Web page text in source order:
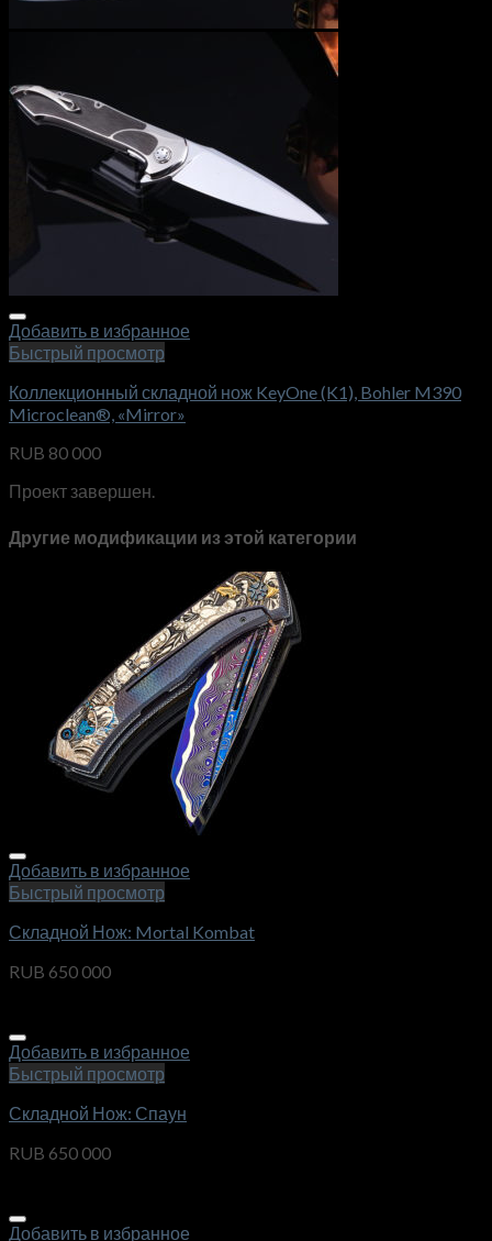
Добавить в избранное
Быстрый просмотр
Коллекционный складной нож KeyOne (K1), Bohler M390
Microclean®, «Mirror»
RUB 80 000
Проект завершен.
Другие модификации из этой категории
Добавить в избранное
Быстрый просмотр
Складной Нож: Mortal Kombat
RUB 650 000
Добавить в избранное
Быстрый просмотр
Складной Нож: Спаун
RUB 650 000
Добавить в избранное